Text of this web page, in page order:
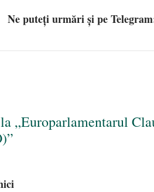
Ne puteți urmări și pe
„Europarlamentarul